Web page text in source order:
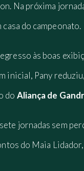
Na próxima
do campeonato.
às boas
inicial, Pany
do Aliança de
jornadas sem
do Maia